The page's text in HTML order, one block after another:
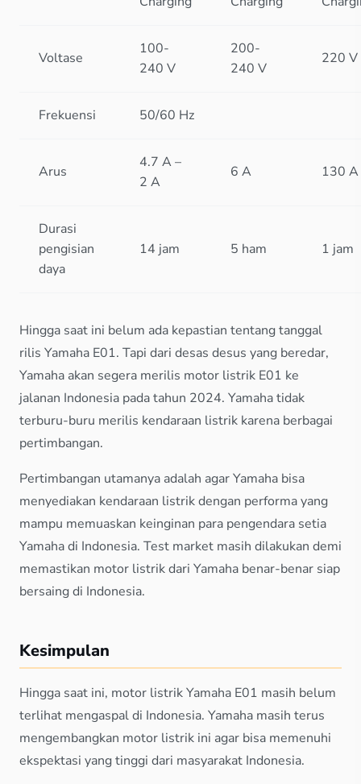
Voltase
100-
240 V
200-
240 V
220 V
Frekuensi 50/60 Hz
Arus
4.7 A –
2 A
6 A 130 A
Durasi
pengisian
daya
14 jam 5 ham 1 jam
Hingga saat ini belum ada kepastian tentang tanggal
rilis Yamaha E01. Tapi dari desas desus yang beredar,
Yamaha akan segera merilis motor listrik E01 ke
jalanan Indonesia pada tahun 2024. Yamaha tidak
terburu-buru merilis kendaraan listrik karena berbagai
pertimbangan.
Pertimbangan utamanya adalah agar Yamaha bisa
menyediakan kendaraan listrik dengan performa yang
mampu memuaskan keinginan para pengendara setia
Yamaha di Indonesia. Test market masih dilakukan demi
memastikan motor listrik dari Yamaha benar-benar siap
bersaing di Indonesia.
Kesimpulan
Hingga saat ini, motor listrik Yamaha E01 masih belum
terlihat mengaspal di Indonesia. Yamaha masih terus
mengembangkan motor listrik ini agar bisa memenuhi
ekspektasi yang tinggi dari masyarakat Indonesia.